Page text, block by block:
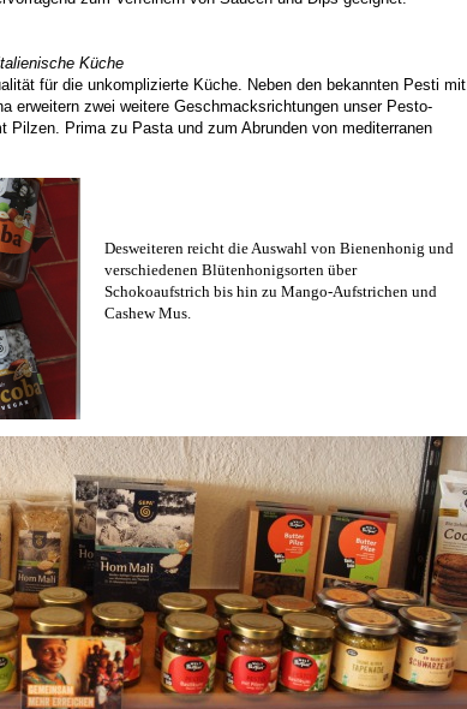
Küche
für die unkomplizierte Küche. Neben den bekannten Pesti mit
erweitern zwei weitere Geschmacksrichtungen unser Pesto-
Prima zu Pasta und zum Abrunden von mediterranen
Desweiteren reicht die Auswahl von Bienenhonig und
verschiedenen Blütenhonigsorten über
Schokoaufstrich bis hin zu Mango-Aufstrichen und
Cashew Mus.